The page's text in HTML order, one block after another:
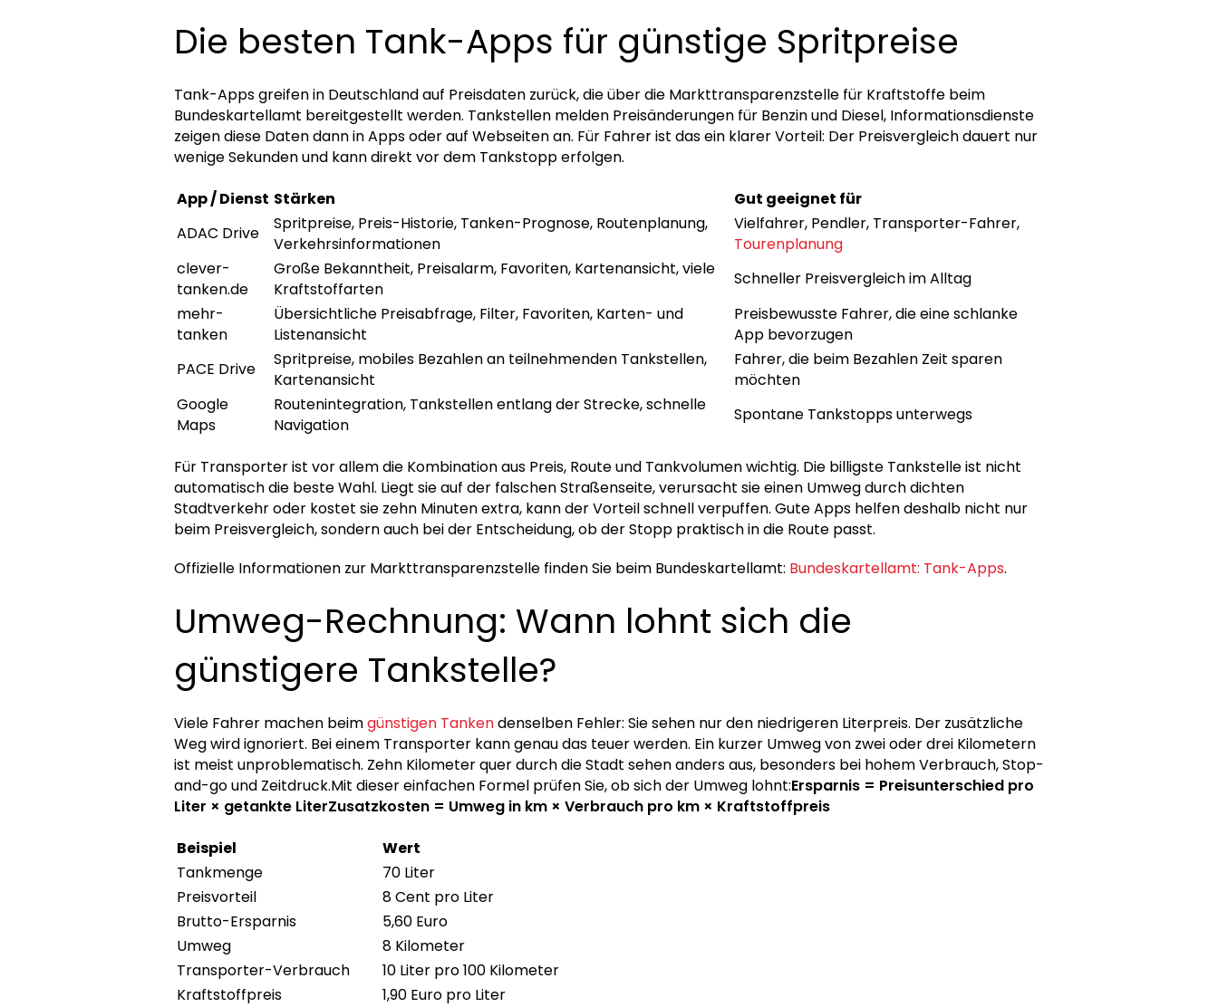
Die besten Tank-Apps für günstige Spritpreise
Tank-Apps greifen in Deutschland auf Preisdaten zurück, die über die Markttransparenzstelle für Kraftstoffe beim
Bundeskartellamt bereitgestellt werden. Tankstellen melden Preisänderungen für Benzin und Diesel, Informationsdienste
zeigen diese Daten dann in Apps oder auf Webseiten an. Für Fahrer ist das ein klarer Vorteil: Der Preisvergleich dauert nur
wenige Sekunden und kann direkt vor dem Tankstopp erfolgen.
App / Dienst Stärken
Gut geeignet für
ADAC Drive
Spritpreise, Preis-Historie, Tanken-Prognose, Routenplanung,
Verkehrsinformationen
Vielfahrer, Pendler, Transporter-Fahrer,
Tourenplanung
clever-
tanken.de
Große Bekanntheit, Preisalarm, Favoriten, Kartenansicht, viele
Kraftstoffarten
Schneller Preisvergleich im Alltag
mehr-
tanken
Übersichtliche Preisabfrage, Filter, Favoriten, Karten- und
Listenansicht
Preisbewusste Fahrer, die eine schlanke
App bevorzugen
PACE Drive
Spritpreise, mobiles Bezahlen an teilnehmenden Tankstellen,
Kartenansicht
Fahrer, die beim Bezahlen Zeit sparen
möchten
Google
Maps
Routenintegration, Tankstellen entlang der Strecke, schnelle
Navigation
Spontane Tankstopps unterwegs
Für Transporter ist vor allem die Kombination aus Preis, Route und Tankvolumen wichtig. Die billigste Tankstelle ist nicht
automatisch die beste Wahl. Liegt sie auf der falschen Straßenseite, verursacht sie einen Umweg durch dichten
Stadtverkehr oder kostet sie zehn Minuten extra, kann der Vorteil schnell verpuffen. Gute Apps helfen deshalb nicht nur
beim Preisvergleich, sondern auch bei der Entscheidung, ob der Stopp praktisch in die Route passt.
Offizielle Informationen zur Markttransparenzstelle finden Sie beim Bundeskartellamt: Bundeskartellamt: Tank-Apps.
Umweg-Rechnung: Wann lohnt sich die
günstigere Tankstelle?
Viele Fahrer machen beimgünstigen Tankendenselben Fehler: Sie sehen nur den niedrigeren Literpreis. Der zusätzliche
Weg wird ignoriert. Bei einem Transporter kann genau das teuer werden. Ein kurzer Umweg von zwei oder drei Kilometern
ist meist unproblematisch. Zehn Kilometer quer durch die Stadt sehen anders aus, besonders bei hohem Verbrauch, Stop-
and-go und Zeitdruck.Mit dieser einfachen Formel prüfen Sie, ob sich der Umweg lohnt:Ersparnis = Preisunterschied pro
Liter × getankte LiterZusatzkosten = Umweg in km × Verbrauch pro km × Kraftstoffpreis
Beispiel
Wert
Tankmenge
70 Liter
Preisvorteil
8 Cent pro Liter
Brutto-Ersparnis
5,60 Euro
Umweg
8 Kilometer
Transporter-Verbrauch
10 Liter pro 100 Kilometer
Kraftstoffpreis
1,90 Euro pro Liter